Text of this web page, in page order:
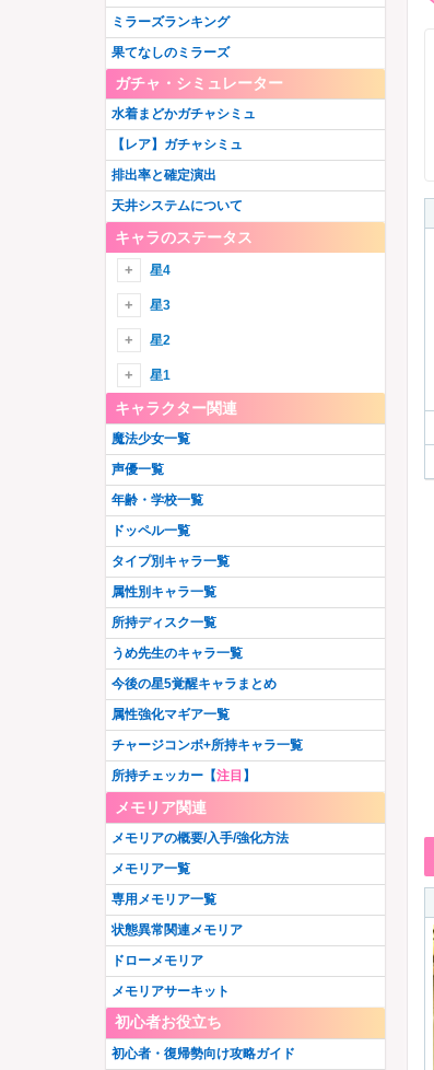
ミラーズランキング
果てなしのミラーズ
ガチャ・シミュレーター
水着まどかガチャシミュ
【レア】ガチャシミュ
排出率と確定演出
天井システムについて
キャラのステータス
星4
星4火
御園かりん
十咎ももこ
佐倉杏子
眞尾ひみか
天乃鈴音
羽川翼
神原駿河
里見灯花
高町なのは
エリザ
水着杏子
南津涼子
安積はぐむ
時女静香
鶴乃・フェリシア宅配ver.
大庭樹里
美琴椿
桐野紗枝
かりん・アリナ
正月静香
ドッペル杏子
アニメウワサの鶴乃
星4水
水波レナ
静海このは
美樹さやか
梢麻友
水着いろは
八九寺真宵
水着天音姉妹
土岐すなお
晴着さやか
アイドルレナちゃん
笠音アオ
水着レナかえで
飾利潤
やちよ・みふゆ始まりver.
ウワサのさな
七夕やちよ
波乗りさやか
遊狩ミユリ
アニメやちよ
藍家ひめな
アニメレナ
有愛うらら
水着まどか【New】
星4木
巴マミ
ホーリーマミ
ホーリーアリナ
アリナ・グレイ
相野みと
千石撫子
柊ねむ
広江ちはる
日向茉莉
宮尾時雨
若菜つむぎ
香春ゆうな
水着マミ
栗栖アレクサンドラ
このは・葉月
神楽燦
アニメホーリーマミ
那由他・みかげ
氷室ラビ
星4光
アルティメットまどか
鹿目まどか
晴着まどか
粟根こころ
タルト
和泉十七夜
水着ほむら
千秋理子
忍野忍
万年桜のウワサ
いろはちゃん
史乃沙優希
フェイト
いろは・やちよ 決戦ver.
七瀬ゆきか
煌里ひかる
最終タルト
水着万年桜
シスターももこ
巫女環姉妹
三輪みつね
星4闇
暁美ほむら
呉キリカ
五十鈴れん
かずみ
天音月夜
リズ
雪野かなえ
梓みふゆ
暁美ほむら(眼鏡Ver.)
百江なぎさ
牧野郁美
環うい
更紗帆奈
古町みくら
Xmas梨花れん
バレンタインなぎさ
水樹塁
小さなキュゥべえ
吸血鬼十七夜
八雲みかげ
星4無
八雲みたま
晴着みたま
リヴィア・メディロス
篠目ヨヅル
佐和月出里
人魚ももこ・みたま
ペレネル
星3
星3火
綾野梨花
ウワサの鶴乃
江利あいみ
伊吹れいら
牧カオル
観鳥令
三穂野せいら
智珠らんか
枇々木めぐる
ラピヌ
星3水
詩音千里
竜城明日香
常盤ななか
純美雨
御崎海香
メリッサ
吉良てまり
由貴真里愛
由良蛍
星3木
秋野かえで
千歳ゆま
安名メル
八神はやて
恵萌花
青葉ちか
星3光
美国織莉子
加賀見まさら
遊佐葉月
まどか先輩
天音月咲
奏遥香
柚希ほとり
星3闇
阿見莉愛
毬子あやか
成見亜里紗
戦場ヶ原ひたぎ
フェリシアちゃん
コルボー
柚希りおん
星2
由比鶴乃
胡桃まなか
三栗あやめ
七海やちよ
志伸あきら
空穂夏希
桑水せいか
二葉さな
夏目かこ
春名このみ
都ひなの
鈴鹿さくや
保澄雫
美凪ささら
深月フェリシア
矢宵かのこ
木崎衣美里
星1
環いろは
黒(匿名希望)
キャラクター関連
魔法少女一覧
声優一覧
年齢・学校一覧
ドッペル一覧
タイプ別キャラ一覧
属性別キャラ一覧
所持ディスク一覧
うめ先生のキャラ一覧
今後の星5覚醒キャラまとめ
属性強化マギア一覧
チャージコンボ+所持キャラ一覧
所持チェッカー【注目 】
メモリア関連
メモリアの概要/入手/強化方法
メモリア一覧
専用メモリア一覧
状態異常関連メモリア
ドローメモリア
メモリアサーキット
初心者お役立ち
初心者・復帰勢向け攻略ガイド